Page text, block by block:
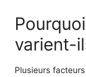
varient-
Plusieurs